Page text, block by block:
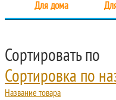
Для дома
Сортировать по
Сортировка по
Название товара